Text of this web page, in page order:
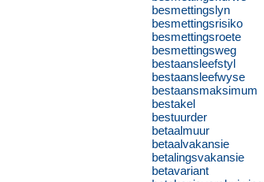
besmettingslyn
besmettingsrisiko
besmettingsroete
besmettingsweg
bestaansleefstyl
bestaansleefwyse
bestaansmaksimum
bestakel
bestuurder
betaalmuur
betaalvakansie
betalingsvakansie
betavariant